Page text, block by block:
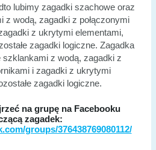
lubimy zagadki szachowe oraz
z wodą, zagadki z połączonymi
z ukrytymi elementami,
zagadki logiczne. Zagadka
szklankami z wodą, zagadki z
i zagadki z ukrytymi
zagadki logiczne.
na grupę na Facebooku
zagadek:
groups/376438769080112/